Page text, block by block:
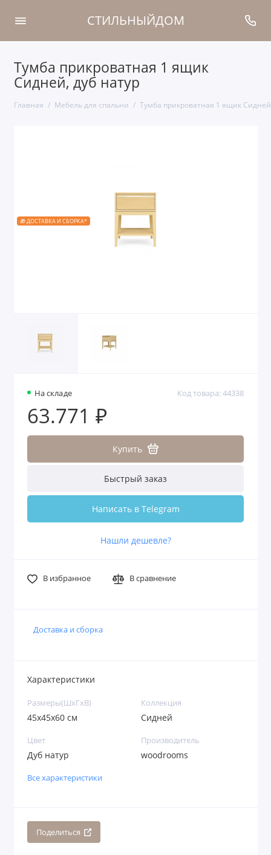
СТИЛЬНЫЙДОМ
Тумба прикроватная 1 ящик
Сидней, дуб натур
Главная Мебель для спальни Тумба прикроватная 1 ящик
🎁 ДОСТАВКА И СБОРКА*
На складе Код товара: 44338
63.771 ₽
Купить
Быстрый заказ
Написать в Telegram
Нашли дешевле?
В избранное В сравнение
Доставка и сборка
Характеристики
Размеры(ШxГxВ)
45x45x60 см
Коллекция
Сидней
Цвет
Дуб натур
Производитель
woodrooms
Все характеристики
Поделиться